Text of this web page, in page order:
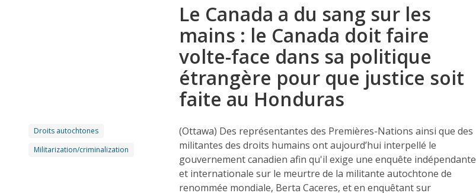
Le Canada a du sang sur les
mains : le Canada doit faire
volte-face dans sa politique
étrangère pour que justice soit
faite au Honduras
Droits autochtones
Militarization/criminalization
(Ottawa) Des représentantes des Premières-Nations ainsi que des
militantes des droits humains ont aujourd’hui interpellé le
gouvernement canadien afin qu'il exige une enquête indépendante
et internationale sur le meurtre de la militante autochtone de
renommée mondiale, Berta Caceres, et en enquêtant sur